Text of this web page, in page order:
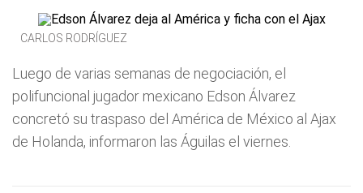
CARLOS RODRÍGUEZ
Luego de varias semanas de negociación, el
polifuncional jugador mexicano Edson Álvarez
concretó su traspaso del América de México al Ajax
de Holanda, informaron las Águilas el viernes.